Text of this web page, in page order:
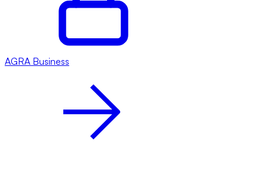
AGRA Business